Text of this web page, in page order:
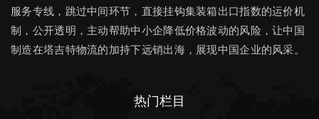
服务专线，跳过中间环节，直接挂钩集装箱出口指数的运价机
制，公开透明，主动帮助中小企降低价格波动的风险，让中国
制造在塔吉特物流的加持下远销出海，展现中国企业的风采。
热门栏目